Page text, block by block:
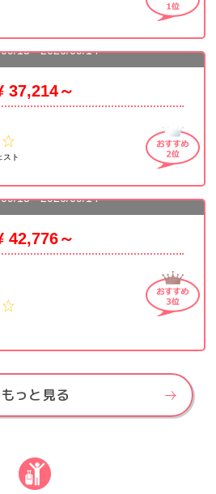
13 - 2026/09/14
37,214～
スト
13 - 2026/09/14
42,776～
もっと見る